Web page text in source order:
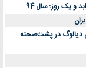
و یک روز؛ سال 94
دیالوگ در پشت‌صحنه